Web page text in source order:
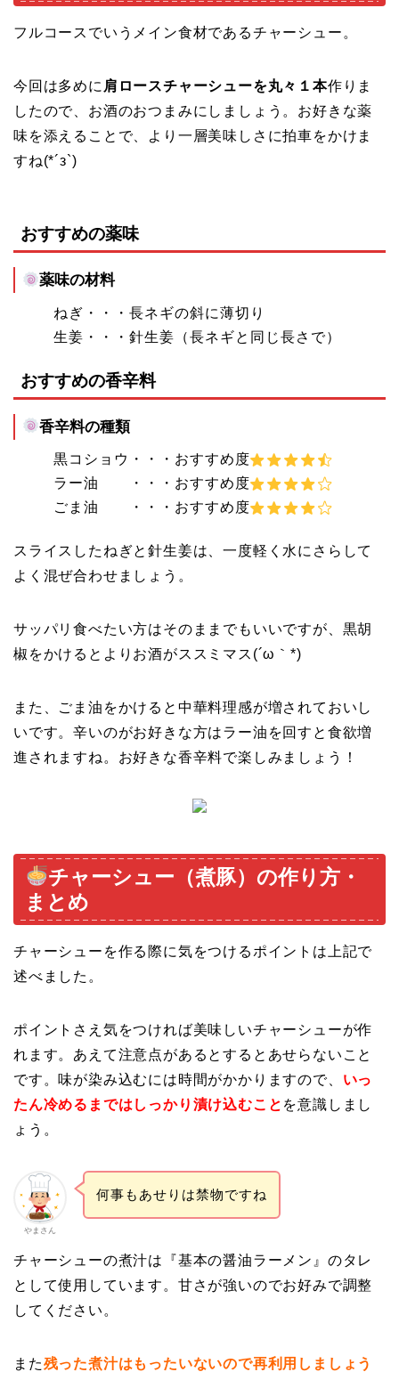
フルコースでいうメイン食材であるチャーシュー。
今回は多めに 肩ロースチャーシューを丸々１本作りま
したので、お酒のおつまみにしましょう。お好きな薬
味を添えることで、より一層美味しさに拍車をかけま
すね(*´з`)
おすすめの薬味
薬味の材料
ねぎ・・・長ネギの斜に薄切り
生姜・・・針生姜（長ネギと同じ長さで）
おすすめの香辛料
香辛料の種類
黒コショウ・・・おすすめ度
ラー油 ・・・おすすめ度
ごま油 ・・・おすすめ度
スライスしたねぎと針生姜は、一度軽く水にさらして
よく混ぜ合わせましょう。
サッパリ食べたい方はそのままでもいいですが、黒胡
椒をかけるとよりお酒がススミマス(´ω｀*)
また、ごま油をかけると中華料理感が増されておいし
いです。辛いのがお好きな方はラー油を回すと食欲増
進されますね。お好きな香辛料で楽しみましょう！
チャーシュー（煮豚）の作り方・
まとめ
チャーシューを作る際に気をつけるポイントは上記で
述べました。
ポイントさえ気をつければ美味しいチャーシューが作
れます。あえて注意点があるとすると あせらないこと
です。味が染み込むには時間がかかりますので、 いっ
たん冷めるまではしっかり漬け込むこと を意識しまし
ょう。
やまさん
何事もあせりは禁物ですね
チャーシューの煮汁は『基本の醤油ラーメン』のタレ
として使用しています。甘さが強いのでお好みで調整
してください。
また残った煮汁はもったいないので再利用しましょう